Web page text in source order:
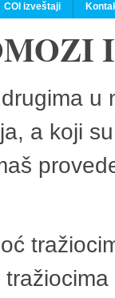
COI izveštaji
a koji